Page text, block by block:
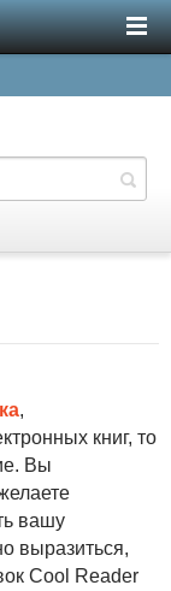
,
книг, то
Вы
вашу
выразиться,
Cool Reader